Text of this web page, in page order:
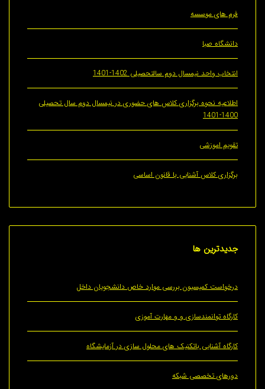
موسسه
واحد نیمسال دوم سالتحصیلی 1402-1401
نحوه برگزاری کلاس های حضوری در نیمسال دوم سال تحصیلی
کلاس آشنایی با قانون اساسی
ها
کمیسیون بررسی موارد خاص دانشجویان داخل
توانمندسازی و و مهارت آموزی
آشنایی باتکنیک های محلول سازی در آزمایشگاه
تخصصی شبکه